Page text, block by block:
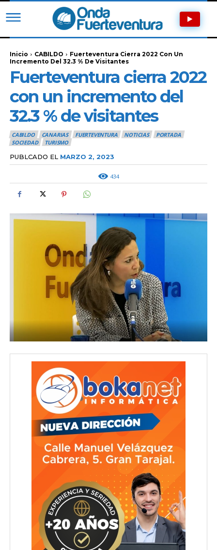
Inicio CABILDO
Fuerteventura Cierra 2022 Con Un
Incremento Del 32.3 % De Visitantes
Fuerteventura cierra 2022
con un incremento del
32.3 % de visitantes
CABILDO CANARIAS FUERTEVENTURA NOTICIAS
PORTADA
SOCIEDAD
TURISMO
PUBLCADO EL MARZO 2, 2023
434